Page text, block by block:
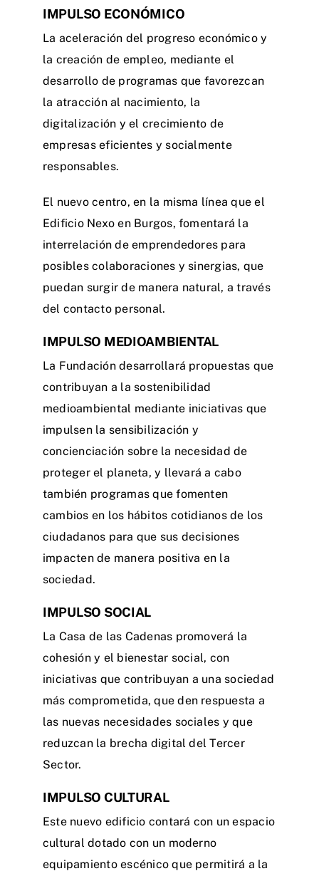
IMPULSO ECONÓMICO
La aceleración del progreso económico y
la creación de empleo, mediante el
desarrollo de programas que favorezcan
la atracción al nacimiento, la
digitalización y el crecimiento de
empresas eficientes y socialmente
responsables.
El nuevo centro, en la misma línea que el
Edificio Nexo en Burgos, fomentará la
interrelación de emprendedores para
posibles colaboraciones y sinergias, que
puedan surgir de manera natural, a través
del contacto personal.
IMPULSO MEDIOAMBIENTAL
La Fundación desarrollará propuestas que
contribuyan a la sostenibilidad
medioambiental mediante iniciativas que
impulsen la sensibilización y
concienciación sobre la necesidad de
proteger el planeta, y llevará a cabo
también programas que fomenten
cambios en los hábitos cotidianos de los
ciudadanos para que sus decisiones
impacten de manera positiva en la
sociedad.
IMPULSO SOCIAL
La Casa de las Cadenas promoverá la
cohesión y el bienestar social, con
iniciativas que contribuyan a una sociedad
más comprometida, que den respuesta a
las nuevas necesidades sociales y que
reduzcan la brecha digital del Tercer
Sector.
IMPULSO CULTURAL
Este nuevo edificio contará con un espacio
cultural dotado con un moderno
equipamiento escénico que permitirá a la